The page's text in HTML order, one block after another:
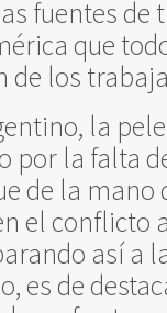
fuentes de
que
de los
la
por la falta
de la mano
el conflicto
así a
es de